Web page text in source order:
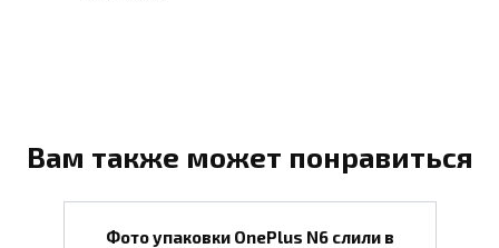
Вам также может понравиться
Фото упаковки OnePlus N6 слили в